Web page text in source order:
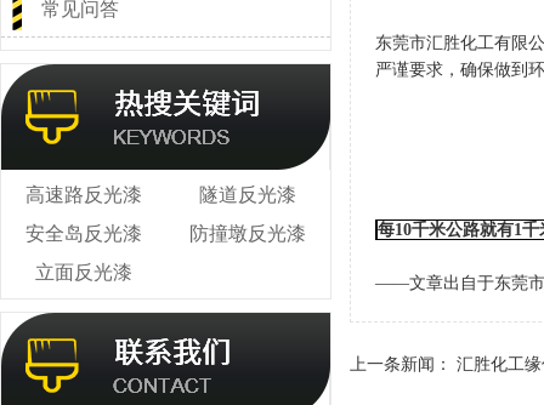
常见问答
高速路反光漆
隧道反光漆
安全岛反光漆
防撞墩反光漆
立面反光漆
东莞市汇胜化工有限
严谨要求，确保做到
每10千米公路就有1
——文章出自于东莞
上一条新闻： 汇胜化工